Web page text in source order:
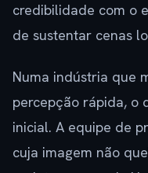
credibilidade com o
de sustentar cenas
Numa indústria que
percepção rápida, o
inicial. A equipe de
cuja imagem não